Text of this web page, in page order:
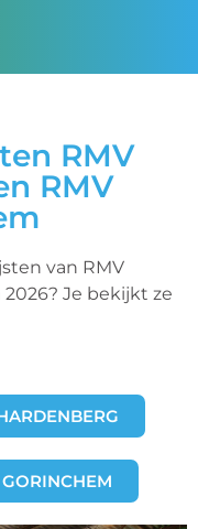
RMV
RMV
van RMV
Je bekijkt ze